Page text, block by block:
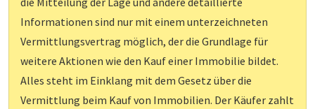
Informationen sind nur mit einem unterzeichneten
Vermittlungsvertrag möglich, der die Grundlage für
weitere Aktionen wie den Kauf einer Immobilie bildet.
Alles steht im Einklang mit dem Gesetz über die
Vermittlung beim Kauf von Immobilien. Der Käufer zahlt